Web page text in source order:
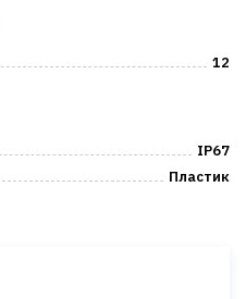
12
IP67
Пластик